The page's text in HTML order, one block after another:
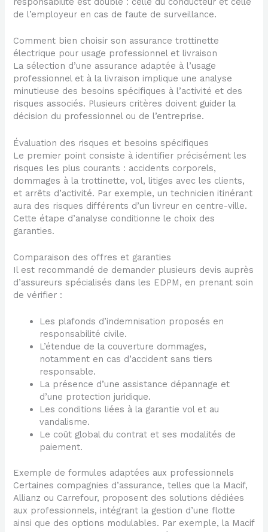
de l’employeur en cas de faute de surveillance.
Comment bien choisir son assurance trottinette
électrique pour usage professionnel et livraison
La sélection d’une assurance adaptée à l’usage
professionnel et à la livraison implique une analyse
minutieuse des besoins spécifiques à l’activité et des
risques associés. Plusieurs critères doivent guider la
décision du professionnel ou de l’entreprise.
Évaluation des risques et besoins spécifiques
Le premier point consiste à identifier précisément les
risques les plus courants : accidents corporels,
dommages à la trottinette, vol, litiges avec les clients,
et arrêts d’activité. Par exemple, un technicien itinérant
aura des risques différents d’un livreur en centre-ville.
Cette étape d’analyse conditionne le choix des
garanties.
Comparaison des offres et garanties
Il est recommandé de demander plusieurs devis auprès
d’assureurs spécialisés dans les EDPM, en prenant soin
de vérifier :
Les plafonds d’indemnisation proposés en
responsabilité civile.
L’étendue de la couverture dommages,
notamment en cas d’accident sans tiers
responsable.
La présence d’une assistance dépannage et
d’une protection juridique.
Les conditions liées à la garantie vol et au
vandalisme.
Le coût global du contrat et ses modalités de
paiement.
Exemple de formules adaptées aux professionnels
Certaines compagnies d’assurance, telles que la Macif,
Allianz ou Carrefour, proposent des solutions dédiées
aux professionnels, intégrant la gestion d’une flotte
ainsi que des options modulables. Par exemple, la Macif